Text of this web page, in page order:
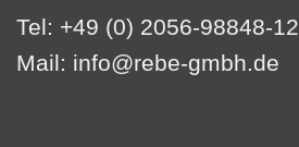
Tel: +49 (0) 2056-98848-12
Mail: info@rebe-gmbh.de